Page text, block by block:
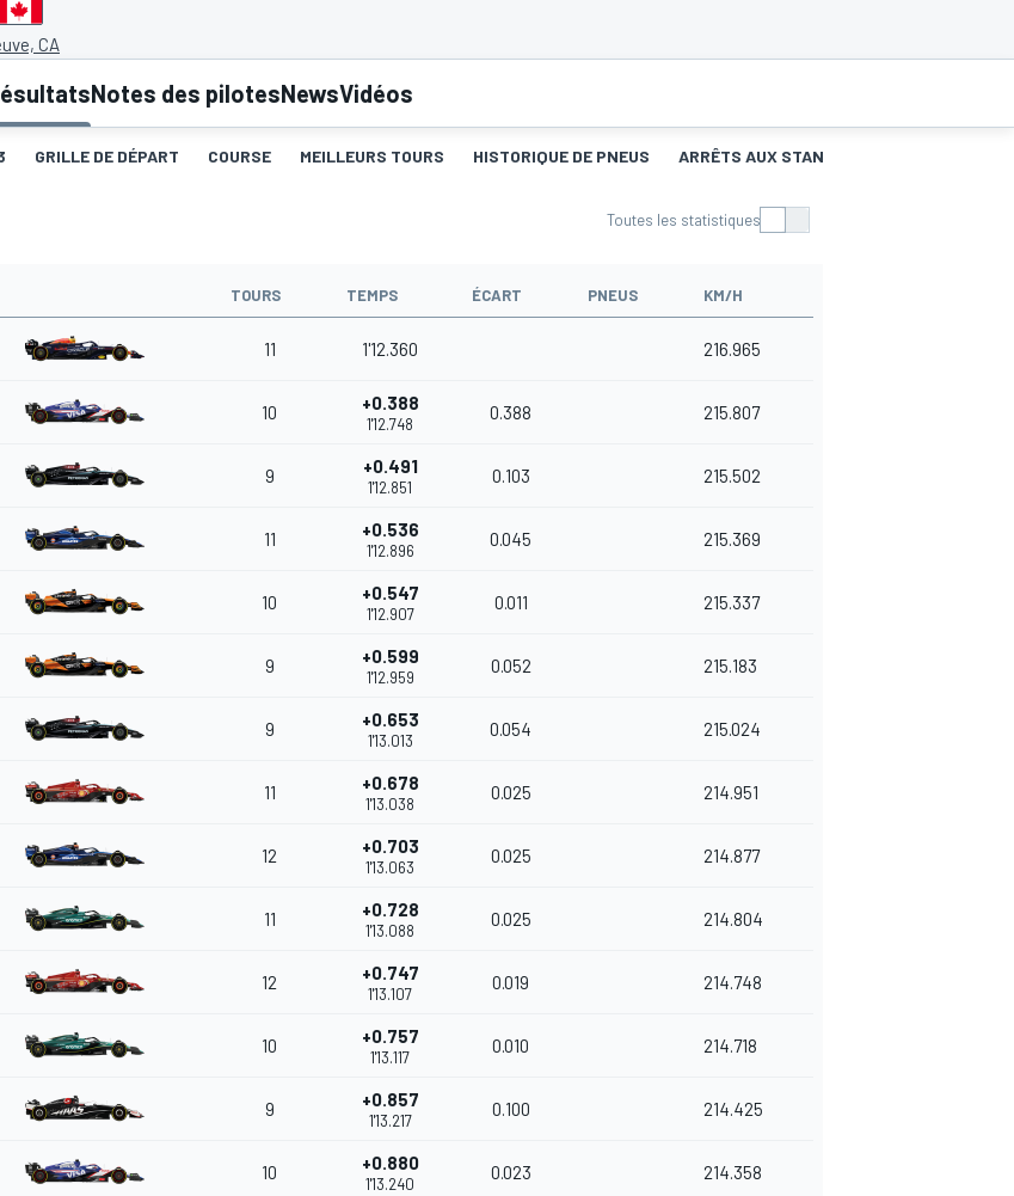
CA
Notes des pilotesNewsVidéos
GRILLE DE DÉPART COURSE MEILLEURS TOURS HISTORIQUE DE PNEUS ARRÊTS AUX STANDS
Toutes les statistiques
TOURS TEMPS ÉCART PNEUS KM/H
11 1'12.360 216.965
10 +0.388
1'12.748
0.388 215.807
9 +0.491
1'12.851
0.103 215.502
11 +0.536
1'12.896
0.045 215.369
10 +0.547
1'12.907
0.011 215.337
9 +0.599
1'12.959
0.052 215.183
9 +0.653
1'13.013
0.054 215.024
11 +0.678
1'13.038
0.025 214.951
12 +0.703
1'13.063
0.025 214.877
11 +0.728
1'13.088
0.025 214.804
12 +0.747
1'13.107
0.019 214.748
10 +0.757
1'13.117
0.010 214.718
9 +0.857
1'13.217
0.100 214.425
10 +0.880
1'13.240
0.023 214.358